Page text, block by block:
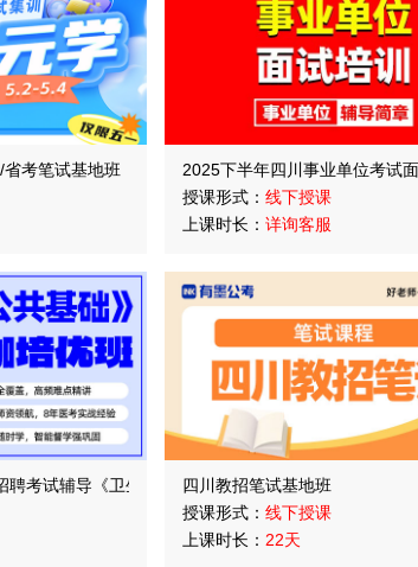
省考笔试基地班
2025下半年四川事业单位考试
授课形式： 线下授课
上课时长： 详询客服
聘考试辅导《卫生公共基础》大咖培优班
四川教招笔试基地班
授课形式： 线下授课
上课时长： 22天